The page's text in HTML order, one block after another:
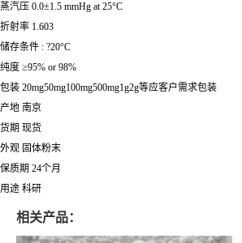
蒸汽压 0.0±1.5 mmHg at 25°C
折射率 1.603
储存条件 : ?20°C
纯度 ≥95% or 98%
包装 20mg50mg100mg500mg1g2g等应客户需求包装
产地 南京
货期 现货
外观 固体粉末
保质期 24个月
用途 科研
相关产品：